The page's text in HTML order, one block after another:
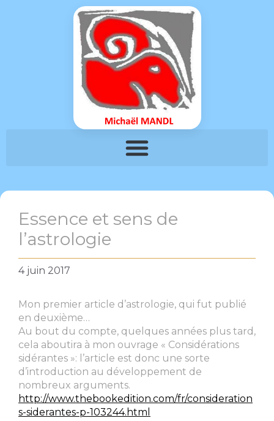
Essence et sens de
l’astrologie
4 juin 2017
Mon premier article d’astrologie, qui fut publié
en deuxième…
Au bout du compte, quelques années plus tard,
cela aboutira à mon ouvrage « Considérations
sidérantes »: l’article est donc une sorte
d’introduction au développement de
nombreux arguments.
http://www.thebookedition.com/fr/consideration
s-siderantes-p-103244.html